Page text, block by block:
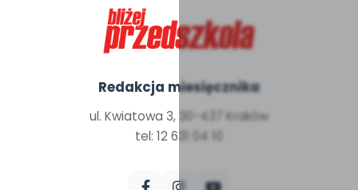
Redakcja miesięcznika
ul. Kwiatowa 3, 30-437 Kraków
tel: 12 631 04 10